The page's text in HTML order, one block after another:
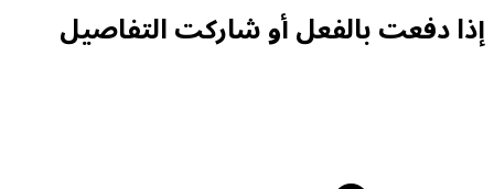
إذا دفعت بالفعل أو شاركت التفاصيل